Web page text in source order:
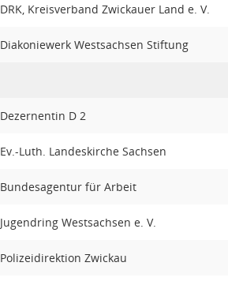
DRK, Kreisverband Zwickauer Land e. V.
Diakoniewerk Westsachsen Stiftung
Dezernentin D 2
Ev.-Luth. Landeskirche Sachsen
Bundesagentur für Arbeit
Jugendring Westsachsen e. V.
Polizeidirektion Zwickau